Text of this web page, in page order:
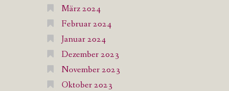
März 2024
Februar 2024
Januar 2024
Dezember 2023
November 2023
Oktober 2023